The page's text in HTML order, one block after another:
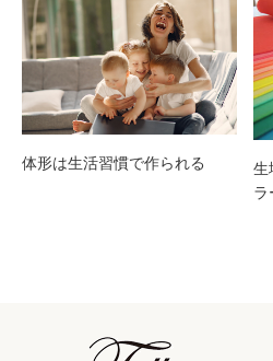
体形は生活習慣で作られる
生